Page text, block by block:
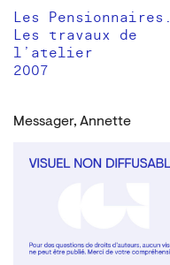
Les Pensionnaires.
Les travaux de
l’atelier
2007
Messager, Annette